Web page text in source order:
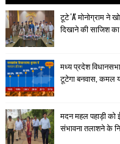
टूटे 'A' मोनोग्राम ने
दिखाने की साजिश का
मध्य प्रदेश
टूटेगा बनवास, कमल
मदन महल पहाड़ी
संभावना तलाशने के